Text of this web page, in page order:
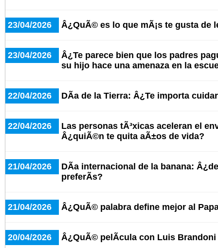
23/04/2026 Â¿QuÃ© es lo que mÃ¡s te gusta de
23/04/2026
Â¿Te parece bien que los padres
su hijo hace una amenaza en la
22/04/2026 DÃ­a de la Tierra: Â¿Te importa
22/04/2026
Las personas tÃ³xicas aceleran el
Â¿quiÃ©n te quita aÃ±os de vida?
21/04/2026
DÃ­a internacional de la banana:
preferÃ­s?
21/04/2026 Â¿QuÃ© palabra define mejor al
20/04/2026 Â¿QuÃ© pelÃ­cula con Luis Brandoni